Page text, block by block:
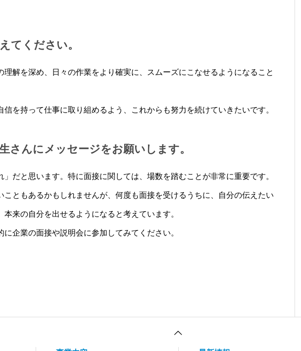
てください。
理解を深め、日々の作業をより確実に、スムーズにこなせるようになること
を持って仕事に取り組めるよう、これからも努力を続けていきたいです。
さんにメッセージをお願いします。
だと思います。特に面接に関しては、場数を踏むことが非常に重要です。
こともあるかもしれませんが、何度も面接を受けるうちに、自分の伝えたい
来の自分を出せるようになると考えています。
企業の面接や説明会に参加してみてください。